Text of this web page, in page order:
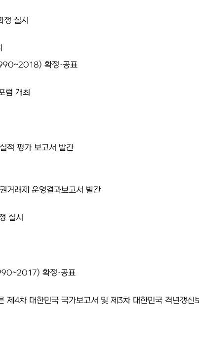
정 실시
확정·공표
럼 개최
적 평가 보고서 발간
래제 운영결과보고서 발간
실시
확정·공표
제4차 대한민국 국가보고서 및 제3차 대한민국 격년갱신